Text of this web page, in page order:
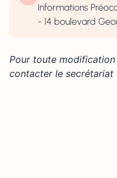
Informations
- 14 boulevard
Pour toute
contacter le secrétariat